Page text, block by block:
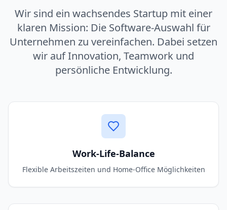
Wir sind ein wachsendes Startup mit einer
klaren Mission: Die Software-Auswahl für
Unternehmen zu vereinfachen. Dabei setzen
wir auf Innovation, Teamwork und
persönliche Entwicklung.
Work-Life-Balance
Flexible Arbeitszeiten und Home-Office Möglichkeiten